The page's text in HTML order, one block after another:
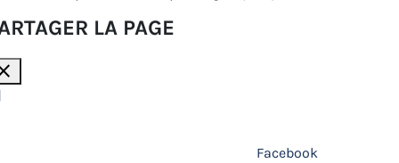
LA PAGE
Facebook